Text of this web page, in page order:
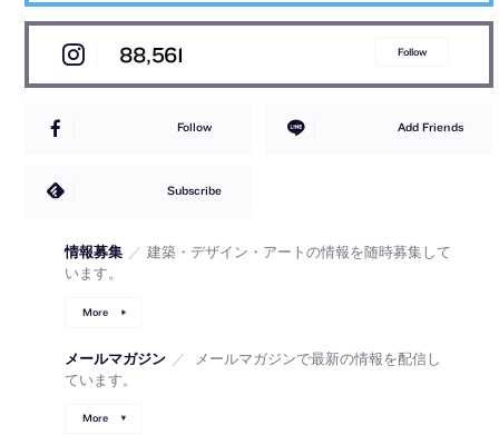
88,561 Follow
Follow Add Friends
Subscribe
情報募集 ／ 建築・デザイン・アートの情報を随時募集して
います。
More
メールマガジン ／
メールマガジンで最新の情報を配信し
ています。
More